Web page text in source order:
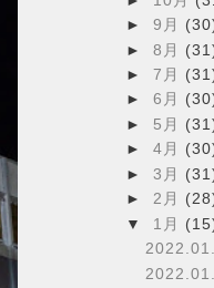
► 9月
► 8月
► 7月
► 6月
► 5月
► 4月
► 3月
► 2月
▼ 1月